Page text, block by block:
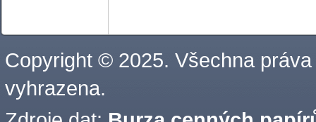
Copyright © 2025. Všechna práva
vyhrazena.